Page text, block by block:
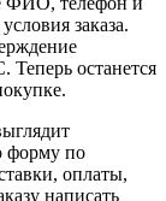
заказа.
останется
форму по
оплаты,
написать